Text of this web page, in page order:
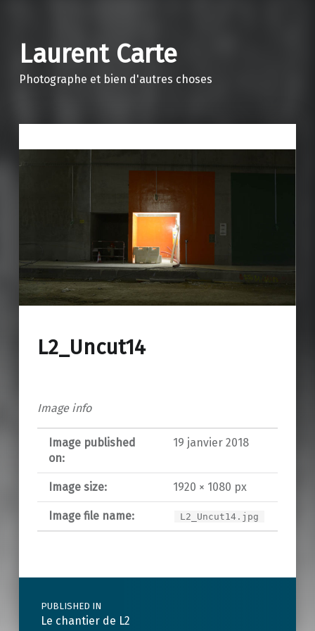
Laurent Carte
Photographe et bien d'autres choses
L2_Uncut14
Image info
Image published
on:
19 janvier 2018
Image size: 1920 × 1080 px
Image file name: L2_Uncut14.jpg
Post navigation
PUBLISHED IN
Le chantier de L2